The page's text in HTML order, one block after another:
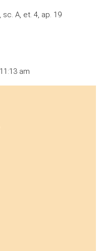
sc. A, et. 4, ap. 19
am